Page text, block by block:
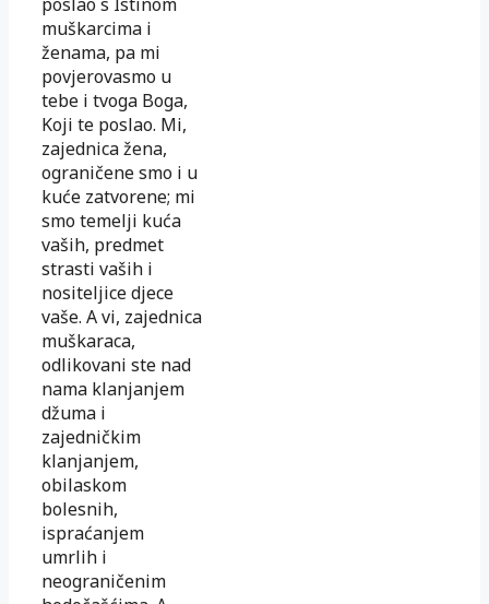
muškarcima i
ženama, pa mi
povjerovasmo u
tebe i tvoga Boga,
Koji te poslao. Mi,
zajednica žena,
ograničene smo i u
kuće zatvorene; mi
smo temelji kuća
vaših, predmet
strasti vaših i
nositeljice djece
vaše. A vi, zajednica
muškaraca,
odlikovani ste nad
nama klanjanjem
džuma i
zajedničkim
klanjanjem,
obilaskom
bolesnih,
ispraćanjem
umrlih i
neograničenim